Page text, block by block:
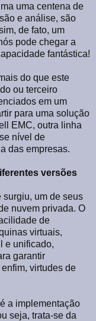
uma centena de
e análise, são
de fato, um
pode chegar a
fantástica!
do que este
ou terceiro
em um
para uma solução
EMC, outra linha
nível de
das empresas.
versões
surgiu, um de seus
nuvem privada. O
de
virtuais,
e unificado,
garantir
virtudes de
a implementação
seja, trata-se da